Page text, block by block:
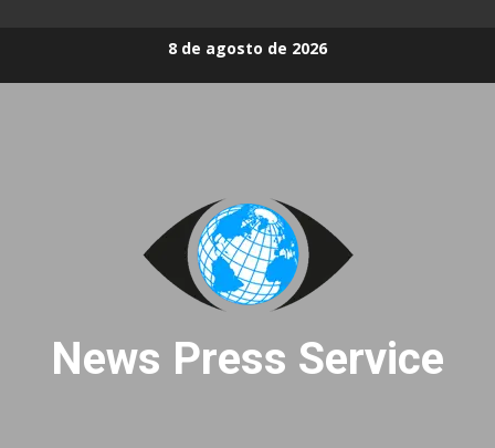
8 de agosto de 2026
News Press Service